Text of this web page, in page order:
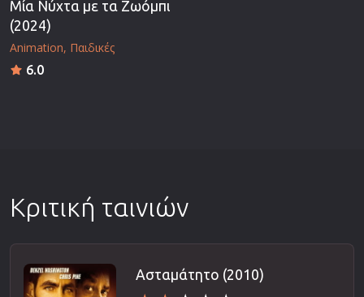
Μία Νύχτα με τα Ζωόμπι
(2024)
Animation Παιδικές
6.0
Κριτική ταινιών
Ασταμάτητο (2010)